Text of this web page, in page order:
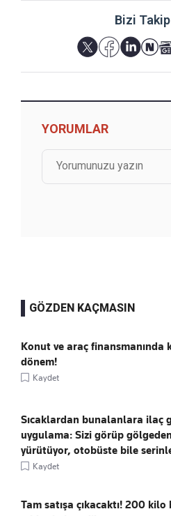
Bizi
YORUMLAR
GÖZDEN KAÇMASIN
Konut ve araç finansmanında
dönem!
Kaydet
Sıcaklardan bunalanlara ilaç
uygulama: Sizi görüp gölgeden
yürütüyor, otobüste bile
Kaydet
Tam satışa çıkacaktı! 200 kilo